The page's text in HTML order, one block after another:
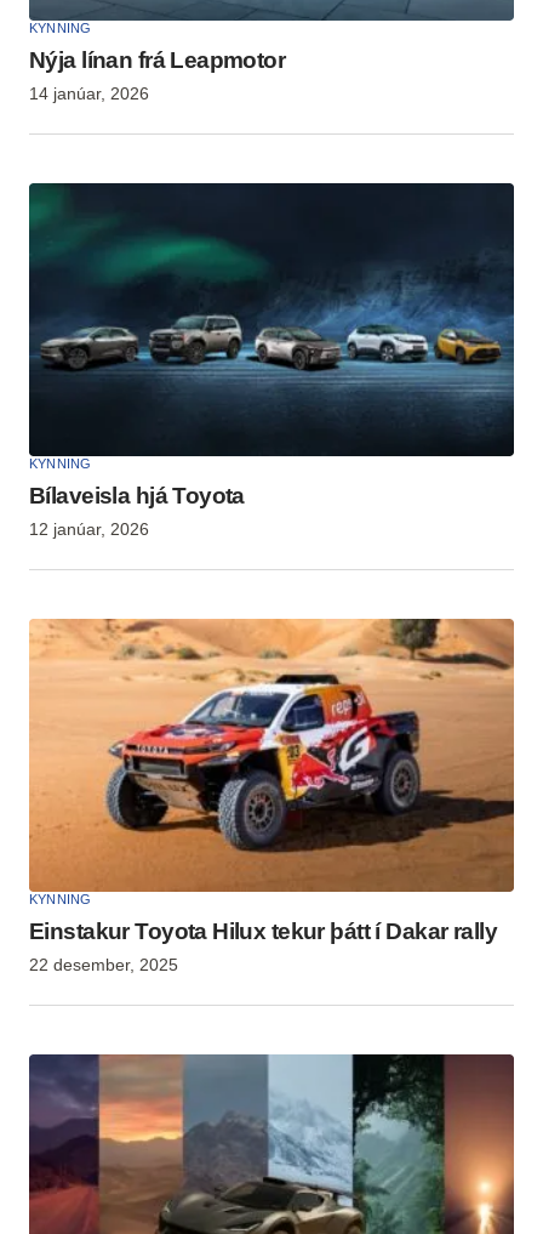
KYNNING
Nýja línan frá Leapmotor
14 janúar, 2026
KYNNING
Bílaveisla hjá Toyota
12 janúar, 2026
KYNNING
Einstakur Toyota Hilux tekur þátt í Dakar rally
22 desember, 2025